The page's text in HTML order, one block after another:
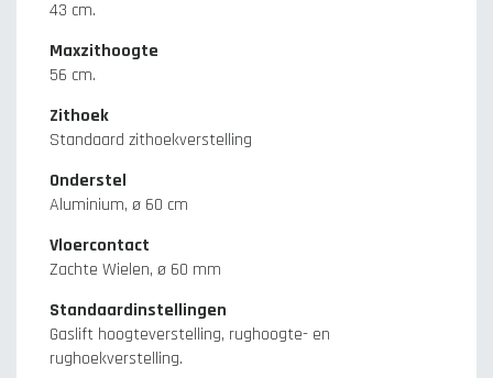
43 cm.
Maxzithoogte
56 cm.
Zithoek
Standaard zithoekverstelling
Onderstel
Aluminium, ø 60 cm
Vloercontact
Zachte Wielen, ø 60 mm
Standaardinstellingen
Gaslift hoogteverstelling, rughoogte- en
rughoekverstelling.